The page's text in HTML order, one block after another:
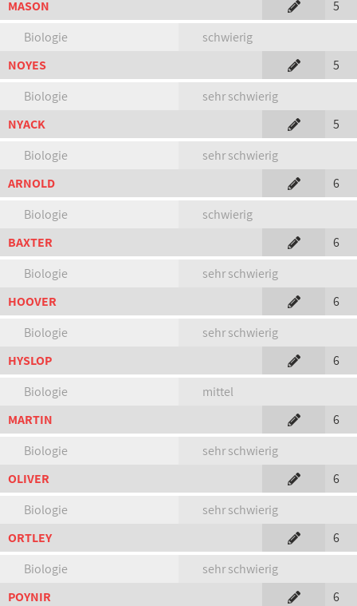
MASON
5
Biologie
schwierig
NOYES
5
Biologie
sehr schwierig
NYACK
5
Biologie
sehr schwierig
ARNOLD
6
Biologie
schwierig
BAXTER
6
Biologie
sehr schwierig
HOOVER
6
Biologie
sehr schwierig
HYSLOP
6
Biologie
mittel
MARTIN
6
Biologie
sehr schwierig
OLIVER
6
Biologie
sehr schwierig
ORTLEY
6
Biologie
sehr schwierig
POYNIR
6